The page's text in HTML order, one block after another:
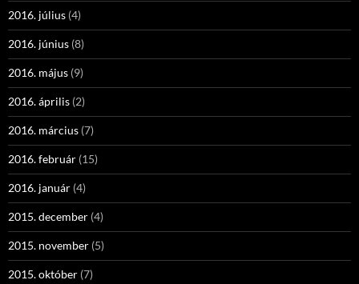
2016. július (4)
2016. június (8)
2016. május (9)
2016. április (2)
2016. március (7)
2016. február (15)
2016. január (4)
2015. december (4)
2015. november (5)
2015. október (7)